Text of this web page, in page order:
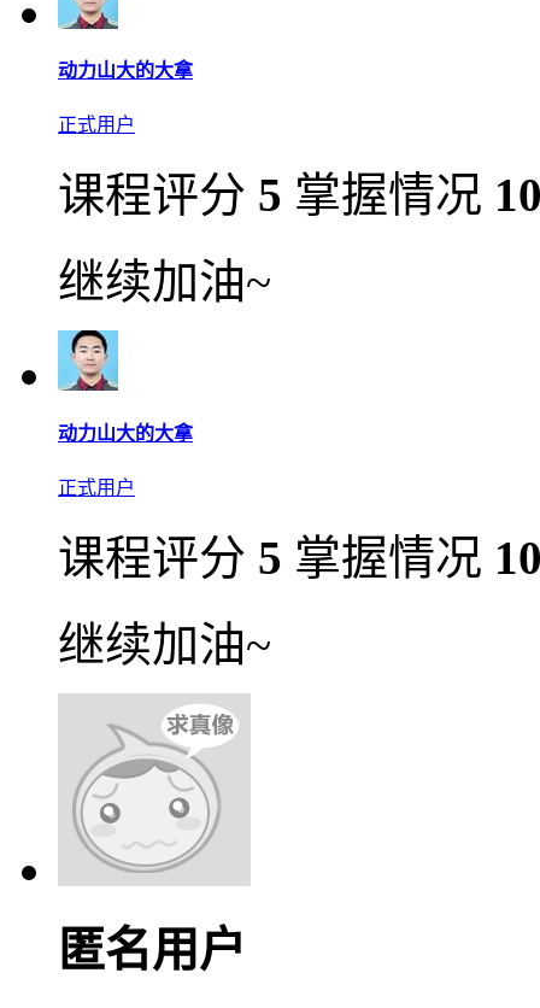
动力山大的大拿
正式用户
课程评分 5 掌握情况
继续加油~
动力山大的大拿
正式用户
课程评分 5 掌握情况
继续加油~
匿名用户